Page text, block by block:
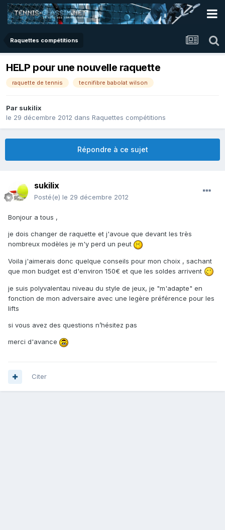
Raquettes compétitions
HELP pour une nouvelle raquette
raquette de tennis tecnifibre babolat wilson
Par sukilix
le 29 décembre 2012 dans Raquettes compétitions
Répondre à ce sujet
sukilix
Posté(e) le 29 décembre 2012
Bonjour a tous ,
je dois changer de raquette et j'avoue que devant les très
nombreux modèles je m'y perd un peut
Voila j'aimerais donc quelque conseils pour mon choix , sachant
que mon budget est d'environ 150€ et que les soldes arrivent
je suis polyvalentau niveau du style de jeux, je "m'adapte" en
fonction de mon adversaire avec une legère préférence pour les
lifts
si vous avez des questions n’hésitez pas
merci d'avance
Citer